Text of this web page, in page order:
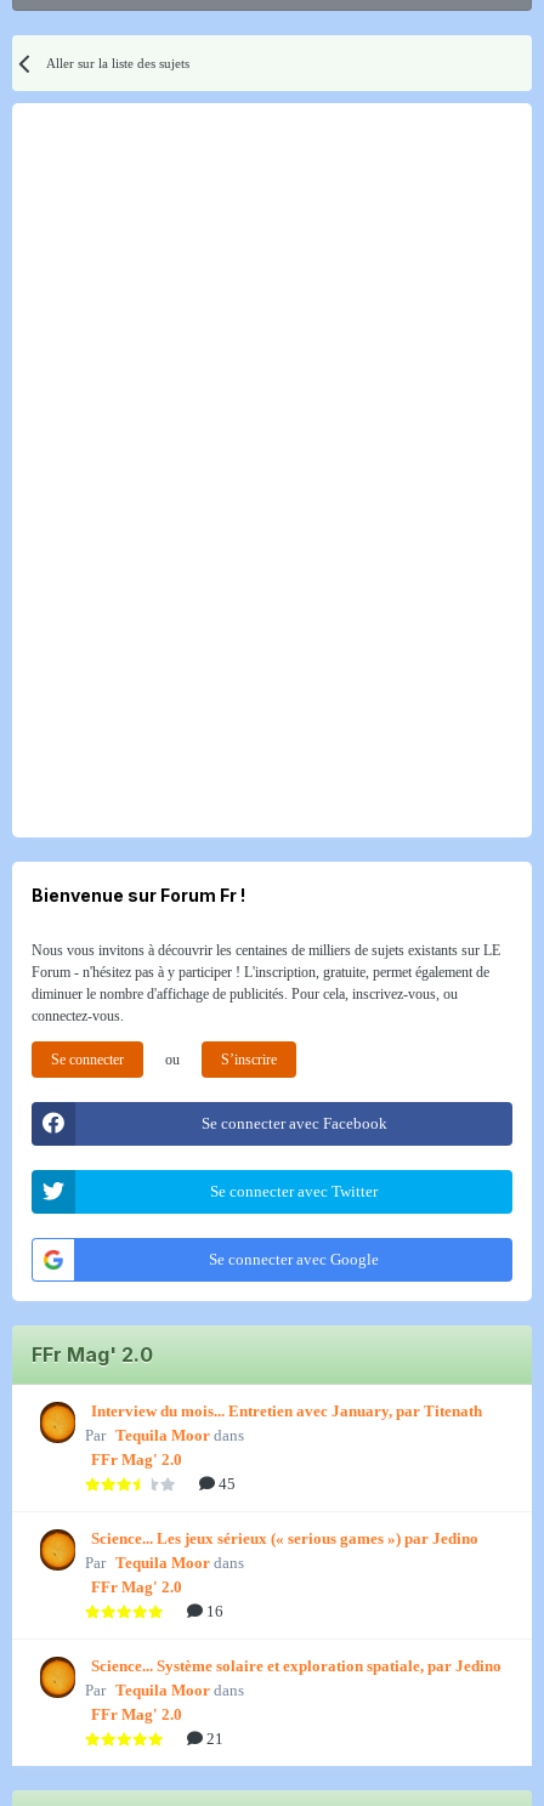
Aller sur la liste des sujets
Bienvenue sur Forum Fr !
Nous vous invitons à découvrir les centaines de milliers de sujets existants sur LE
Forum - n'hésitez pas à y participer ! L'inscription, gratuite, permet également de
diminuer le nombre d'affichage de publicités. Pour cela, inscrivez-vous, ou
connectez-vous.
Se connecter ou S’inscrire
Se connecter avec Facebook
Se connecter avec Twitter
Se connecter avec Google
FFr Mag' 2.0
Interview du mois... Entretien avec January, par Titenath
Par Tequila Moor dans
FFr Mag' 2.0
45
Science... Les jeux sérieux (« serious games ») par Jedino
Par Tequila Moor dans
FFr Mag' 2.0
16
Science... Système solaire et exploration spatiale, par Jedino
Par Tequila Moor dans
FFr Mag' 2.0
21